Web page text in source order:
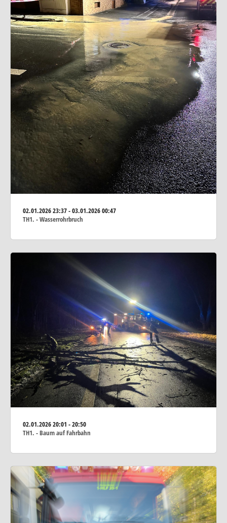
02.01.202623:37 - 03.01.2026 00:47
TH1. - Wasserrohrbruch
02.01.202620:01 - 20:50
TH1. - Baum auf Fahrbahn